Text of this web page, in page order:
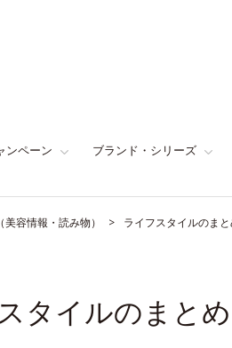
ンペーン ブランド・シリーズ
美容情報・読み物） ライフスタイルのま
タイルのまとめ